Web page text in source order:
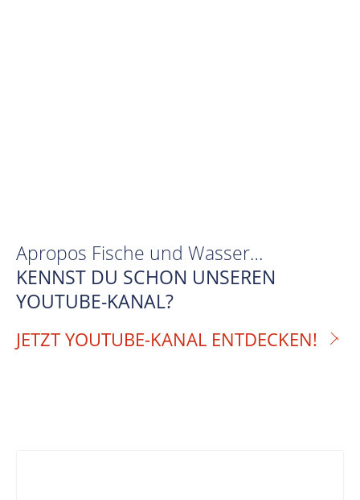
Apropos Fische und Wasser…
KENNST DU SCHON UNSEREN
YOUTUBE-KANAL?
JETZT YOUTUBE-KANAL ENTDECKEN!